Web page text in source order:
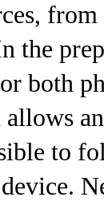
the
both
to